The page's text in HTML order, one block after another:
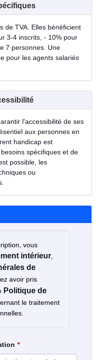
de TVA. Elles bénéficient
3-4 inscrits, - 10% pour
7 personnes. Une
pour les agents salariés
l'accessibilité de ses
aux personnes en
handicap est
spécifiques et de
possible, les
ou
vous
intérieur
de
avoir pris
Politique de
le traitement